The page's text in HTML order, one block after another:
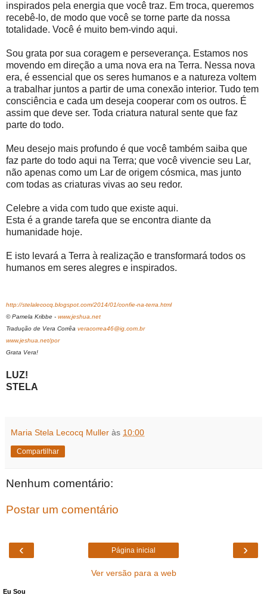
inspirados pela energia que você traz. Em troca, queremos
recebê-lo, de modo que você se torne parte da nossa
totalidade. Você é muito bem-vindo aqui.
Sou grata por sua coragem e perseverança. Estamos nos
movendo em direção a uma nova era na Terra. Nessa nova
era, é essencial que os seres humanos e a natureza voltem
a trabalhar juntos a partir de uma conexão interior. Tudo tem
consciência e cada um deseja cooperar com os outros. É
assim que deve ser. Toda criatura natural sente que faz
parte do todo.
Meu desejo mais profundo é que você também saiba que
faz parte do todo aqui na Terra; que você vivencie seu Lar,
não apenas como um Lar de origem cósmica, mas junto
com todas as criaturas vivas ao seu redor.
Celebre a vida com tudo que existe aqui.
Esta é a grande tarefa que se encontra diante da
humanidade hoje.
E isto levará a Terra à realização e transformará todos os
humanos em seres alegres e inspirados.
http://stelalecocq.blogspot.com/2014/01/confie-na-terra.html
© Pamela Kribbe - www.jeshua.net
Tradução de Vera Corrêa veracorrea46@ig.com.br
www.jeshua.net/por
Grata Vera!
LUZ!
STELA
Maria Stela Lecocq Muller às 10:00
Compartilhar
Nenhum comentário:
Postar um comentário
‹ ›
Página inicial
Ver versão para a web
Eu Sou